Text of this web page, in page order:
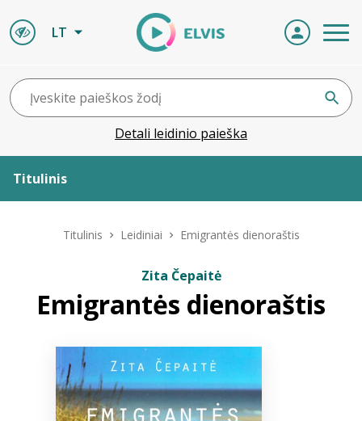
LT
Detali leidinio paieška
Titulinis
ELVIS atvyksta
Naujienos
Bibliotekoms
Titulinis Leidiniai Emigrantės dienoraštis
Zita Čepaitė
Emigrantės dienoraštis